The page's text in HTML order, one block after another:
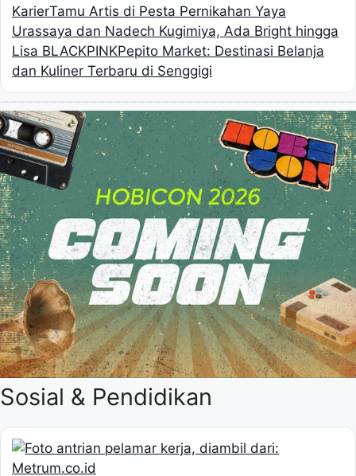
KarierTamu Artis di Pesta Pernikahan Yaya
Urassaya dan Nadech Kugimiya, Ada Bright hingga
Lisa BLACKPINKPepito Market: Destinasi Belanja
dan Kuliner Terbaru di Senggigi
Sosial & Pendidikan